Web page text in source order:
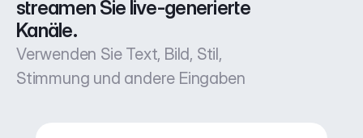
streamen Sie live-generierte
Kanäle.
Verwenden Sie Text, Bild, Stil,
Stimmung und andere Eingaben